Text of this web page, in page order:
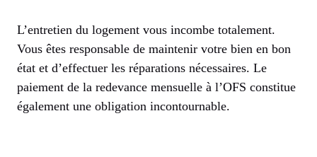
L’entretien du logement vous incombe totalement.
Vous êtes responsable de maintenir votre bien en bon
état et d’effectuer les réparations nécessaires. Le
paiement de la redevance mensuelle à l’OFS constitue
également une obligation incontournable.